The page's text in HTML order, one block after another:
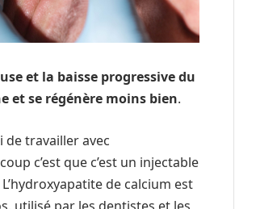
et la baisse progressive du
et se régénère moins bien.
de travailler avec
c’est que c’est un injectable
de calcium est